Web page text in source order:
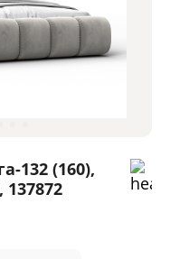
132 (160),